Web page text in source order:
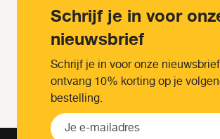
Schrijf je in voor
nieuwsbrief
Schrijf je in voor onze
ontvang 10% korting op je
bestelling.